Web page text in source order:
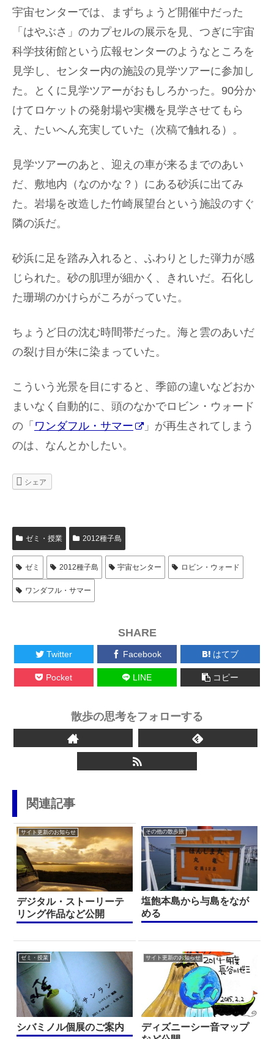
宇宙センターでは、まずちょうど開催中だった
「はやぶさ」のカプセルの展示を見、つぎに宇宙
科学技術館という広報センターのようなところを
見学し、センター内の施設の見学ツアーに参加し
た。とくに見学ツアーがおもしろかった。90分か
けてロケットの発射場や実機を見学させてもら
え、たいへん充実していた（次稿で触れる）。
見学ツアーのあと、迎えの車が来るまでのあい
だ、敷地内（なのかな？）にある砂浜に出てみ
た。岩場を改造した竹崎展望台という施設のすぐ
隣の浜だ。
砂浜に足を踏み入れると、ふわりとした弾力が感
じられた。砂の肌理が細かく、きれいだ。石化し
た珊瑚のかけらがころがっていた。
ちょうど日の沈む時間帯だった。海と雲のあいだ
の裂け目が朱に染まっていた。
こういう光景を目にすると、季節の違いなどおか
まいなく自動的に、頭のなかでロビン・ウォード
の「 ワンダフル・サマー
」が再生されてしまう
のは、なんとかしたい。
シェア
ゼミ・授業 2012種子島
ゼミ 2012種子島 宇宙センター ロビン・ウォード
ワンダフル・サマー
SHARE
Twitter Facebook はてブ
Pocket LINE コピー
散歩の思考をフォローする
関連記事
サイト更新のお知らせ
デジタル・ストーリーテ
リング作品など公開
その他の散歩旅
塩飽本島から与島をなが
める
ゼミ・授業
シバミノル個展のご案内
サイト更新のお知らせ
ディズニーシー音マップ